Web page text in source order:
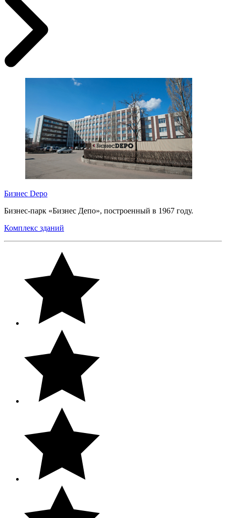
Бизнес Depo
Бизнес-парк «Бизнес Депо», построенный в 1967 году.
Комплекс зданий